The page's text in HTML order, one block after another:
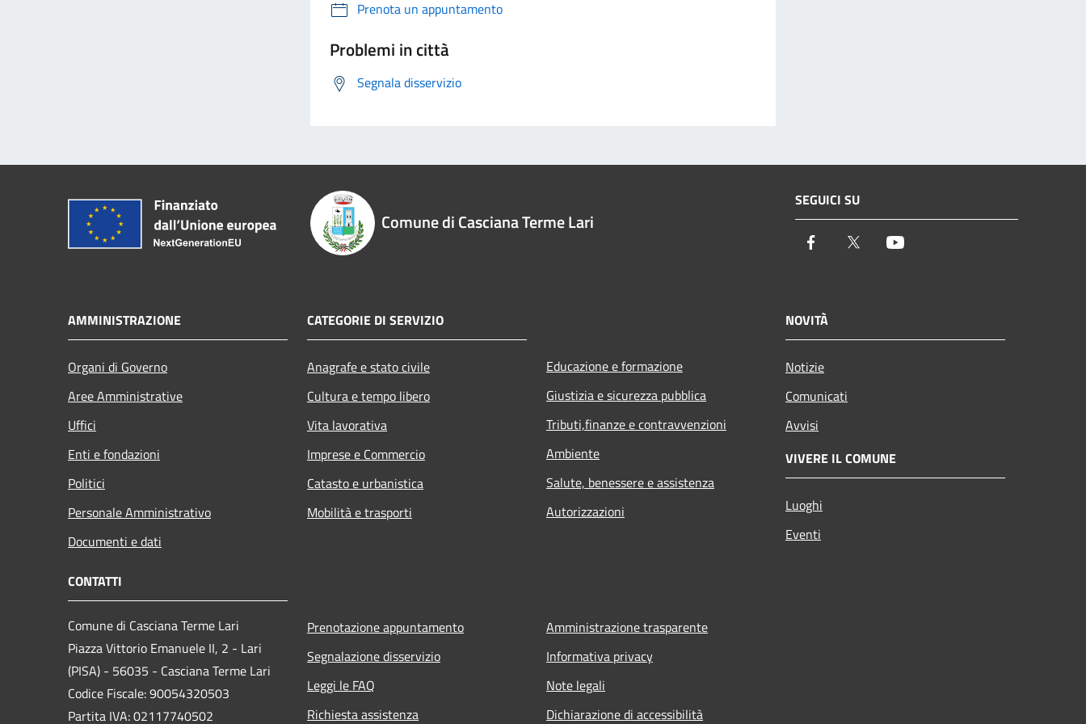
Prenota un appuntamento
Problemi in città
Segnala disservizio
Comune di Casciana Terme Lari
SEGUICI SU
Facebook Twitter
AMMINISTRAZIONE
Organi di Governo
Aree Amministrative
Uffici
Enti e fondazioni
Politici
Personale Amministrativo
Documenti e dati
CATEGORIE DI SERVIZIO
Anagrafe e stato civile
Cultura e tempo libero
Vita lavorativa
Imprese e Commercio
Catasto e urbanistica
Mobilità e trasporti
Educazione e formazione
Giustizia e sicurezza pubblica
Tributi,finanze e contravvenzioni
Ambiente
Salute, benessere e assistenza
Autorizzazioni
NOVITÀ
Notizie
Comunicati
Avvisi
VIVERE IL COMUNE
Luoghi
Eventi
CONTATTI
Comune di Casciana Terme Lari
Piazza Vittorio Emanuele II, 2 - Lari
(PISA) - 56035 - Casciana Terme Lari
Codice Fiscale: 90054320503
Partita IVA: 02117740502
Prenotazione appuntamento
Segnalazione disservizio
Leggi le FAQ
Richiesta assistenza
Amministrazione trasparente
Informativa privacy
Note legali
Dichiarazione di accessibilità